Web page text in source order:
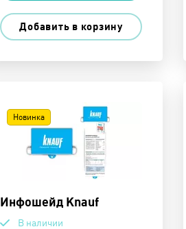
Добавить в корзину
Инфошейд Knauf
Новинка
В наличии